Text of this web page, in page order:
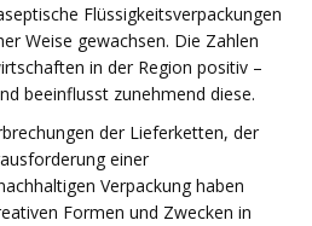
Flüssigkeitsverpackungen
Weise gewachsen. Die Zahlen
in der Region positiv –
beeinflusst zunehmend diese.
der Lieferketten, der
einer
Verpackung haben
Formen und Zwecken in